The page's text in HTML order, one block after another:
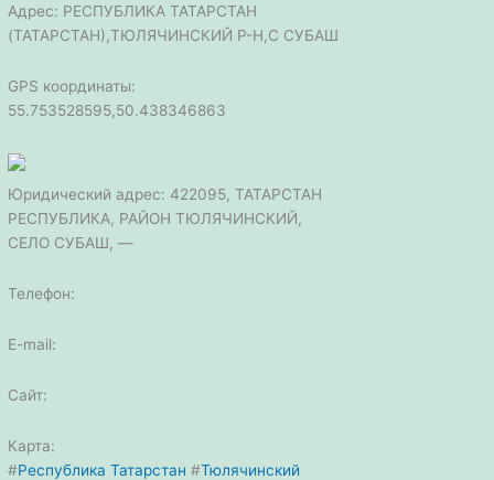
Адрес: РЕСПУБЛИКА ТАТАРСТАН
(ТАТАРСТАН),ТЮЛЯЧИНСКИЙ Р-Н,С СУБАШ
GPS координаты:
55.753528595,50.438346863
Юридический адрес: 422095, ТАТАРСТАН
РЕСПУБЛИКА, РАЙОН ТЮЛЯЧИНСКИЙ,
СЕЛО СУБАШ, —
Телефон:
E-mail:
Сайт:
Карта:
#Республика Татарстан #Тюлячинский